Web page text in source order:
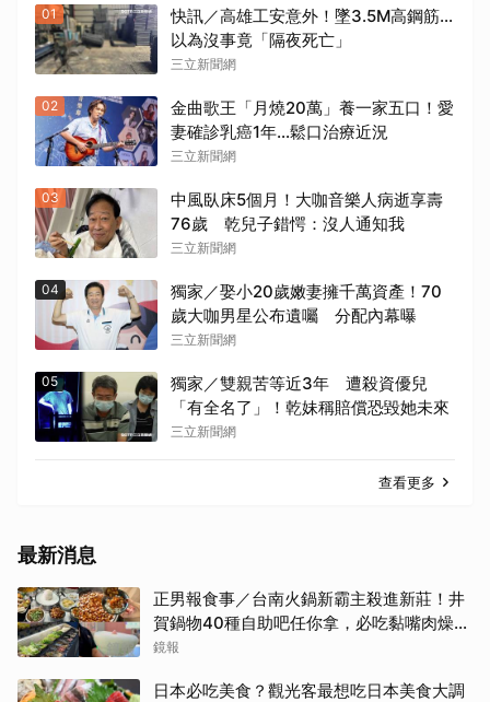
01
快訊／高雄工安意外！墜3.5M高鋼筋…
以為沒事竟「隔夜死亡」
三立新聞網
02
金曲歌王「月燒20萬」養一家五口！愛
妻確診乳癌1年…鬆口治療近況
三立新聞網
03
中風臥床5個月！大咖音樂人病逝享壽
76歲 乾兒子錯愕：沒人通知我
三立新聞網
04
獨家／娶小20歲嫩妻擁千萬資產！70
歲大咖男星公布遺囑 分配內幕曝
三立新聞網
05
獨家／雙親苦等近3年 遭殺資優兒
「有全名了」！乾妹稱賠償恐毀她未來
三立新聞網
查看更多
最新消息
正男報食事／台南火鍋新霸主殺進新莊！井
賀鍋物40種自助吧任你拿，必吃黏嘴肉燥
飯、現做棉花糖
鏡報
日本必吃美食？觀光客最想吃日本美食大調